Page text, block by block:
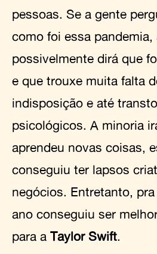
pessoas. Se a gente
como foi essa pandemia,
possivelmente dirá que
e que trouxe muita falta
indisposição e até
psicológicos. A minoria
aprendeu novas coisas,
conseguiu ter lapsos
negócios. Entretanto,
ano conseguiu ser
para a Taylor Swift.